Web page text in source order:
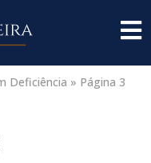
Deficiência » Página 3